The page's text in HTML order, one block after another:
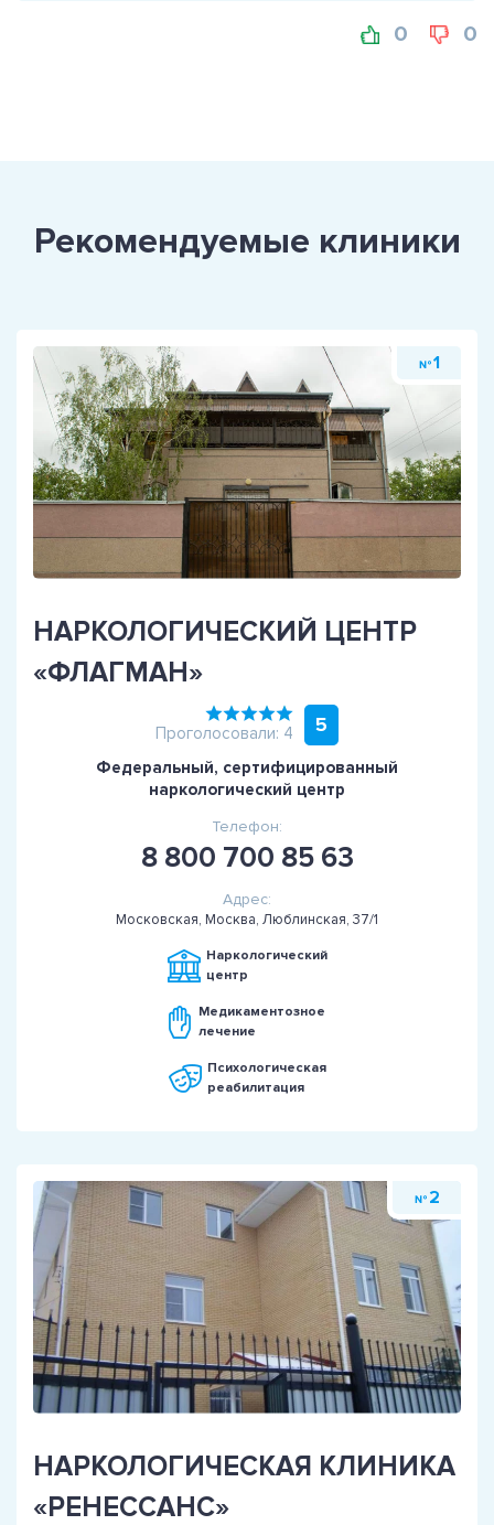
0 0
Рекомендуемые клиники
№ 1
НАРКОЛОГИЧЕСКИЙ ЦЕНТР
«ФЛАГМАН»
Проголосовали: 4 5
Федеральный, сертифицированный
наркологический центр
Телефон:
8 800 700 85 63
Адрес:
Московская, Москва, Люблинская, 37/1
Наркологический
центр
Медикаментозное
лечение
Психологическая
реабилитация
№ 2
НАРКОЛОГИЧЕСКАЯ КЛИНИКА
«РЕНЕССАНС»